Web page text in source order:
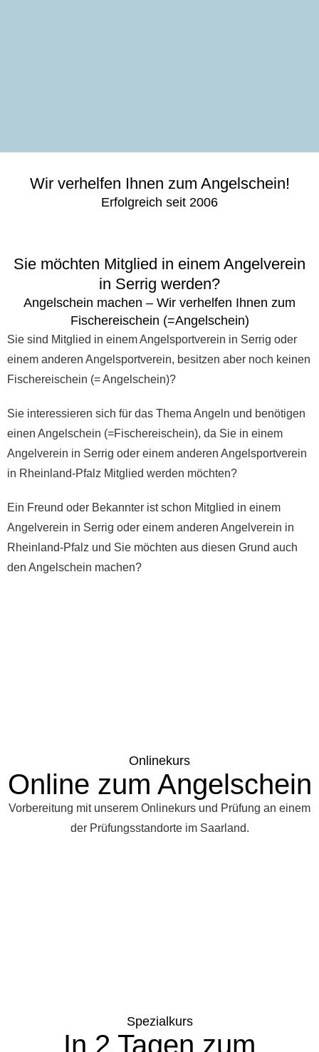
Wir verhelfen Ihnen zum Angelschein!
Erfolgreich seit 2006
Sie möchten Mitglied in einem Angelverein
in Serrig werden?
Angelschein machen – Wir verhelfen Ihnen zum
Fischereischein (=Angelschein)
Sie sind Mitglied in einem Angelsportverein in Serrig oder
einem anderen Angelsportverein, besitzen aber noch keinen
Fischereischein (= Angelschein)?
Sie interessieren sich für das Thema Angeln und benötigen
einen Angelschein (=Fischereischein), da Sie in einem
Angelverein in Serrig oder einem anderen Angelsportverein
in Rheinland-Pfalz Mitglied werden möchten?
Ein Freund oder Bekannter ist schon Mitglied in einem
Angelverein in Serrig oder einem anderen Angelverein in
Rheinland-Pfalz und Sie möchten aus diesen Grund auch
den Angelschein machen?
Onlinekurs
Online zum Angelschein
Vorbereitung mit unserem Onlinekurs und Prüfung an einem
der Prüfungsstandorte im Saarland.
Spezialkurs
In 2 Tagen zum